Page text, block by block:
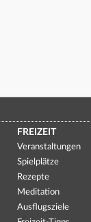
FREIZEIT
Veranstaltungen
Spielplätze
Rezepte
Meditation
Ausflugsziele